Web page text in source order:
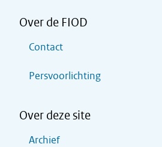
Over de FIOD
Contact
Persvoorlichting
Over deze site
Archief